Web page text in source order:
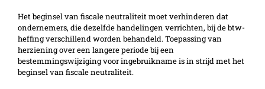
Het beginsel van fiscale neutraliteit moet verhinderen dat
ondernemers, die dezelfde handelingen verrichten, bij de btw-
heffing verschillend worden behandeld. Toepassing van
herziening over een langere periode bij een
bestemmingswijziging voor ingebruikname is in strijd met het
beginsel van fiscale neutraliteit.